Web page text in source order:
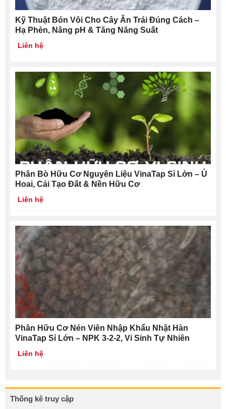
Kỹ Thuật Bón Vôi Cho Cây Ăn Trái Đúng Cách –
Hạ Phèn, Nâng pH & Tăng Năng Suất
Liên hệ
Phân Bò Hữu Cơ Nguyên Liệu VinaTap Sỉ Lớn – Ủ
Hoai, Cải Tạo Đất & Nền Hữu Cơ
Liên hệ
Phân Hữu Cơ Nén Viên Nhập Khẩu Nhật Hàn
VinaTap Sỉ Lớn – NPK 3-2-2, Vi Sinh Tự Nhiên
Liên hệ
Thống kê truy cập